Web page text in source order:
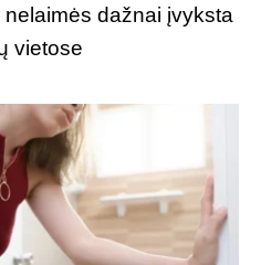
dažnai įvyksta
vietose